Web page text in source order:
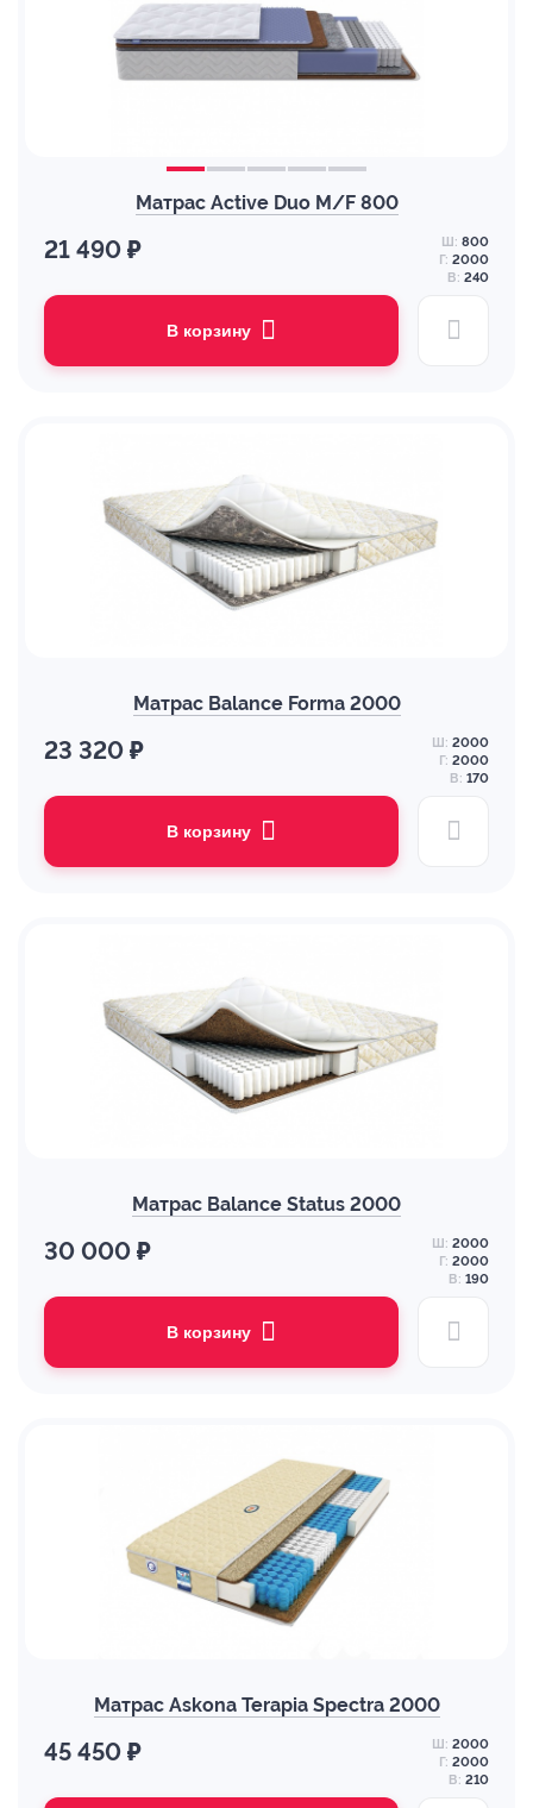
Матрас Active Duo M/F 800
21 490 ₽ Ш: 800
Г: 2000
В: 240
В корзину
Матрас Balance Forma 2000
23 320 ₽ Ш: 2000
Г: 2000
В: 170
В корзину
Матрас Balance Status 2000
30 000 ₽ Ш: 2000
Г: 2000
В: 190
В корзину
Матрас Askona Terapia Spectra 2000
45 450 ₽ Ш: 2000
Г: 2000
В: 210